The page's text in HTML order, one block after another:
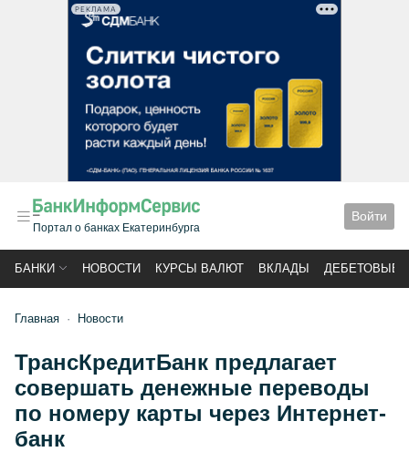
РЕКЛАМА
Портал о банках Екатеринбурга
Войти
БАНКИ НОВОСТИ КУРСЫ ВАЛЮТ ВКЛАДЫ ДЕБЕТОВЫЕ
Главная Новости
ТрансКредитБанк предлагает
совершать денежные переводы
по номеру карты через Интернет-
банк